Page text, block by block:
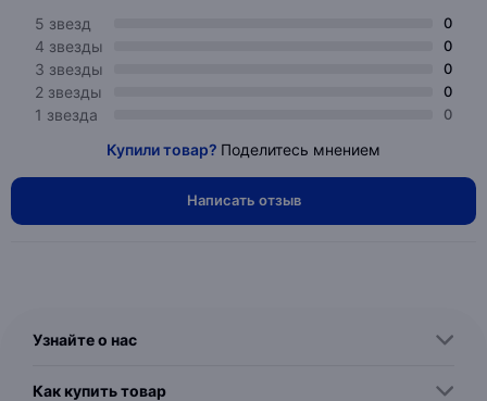
5 звезд
0
4 звезды 0
3 звезды 0
2 звезды 0
1 звезда 0
Купили товар? Поделитесь мнением
Написать отзыв
Узнайте о нас
Как купить товар